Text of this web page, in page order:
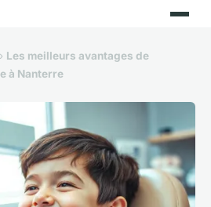
› Les meilleurs avantages de
à Nanterre